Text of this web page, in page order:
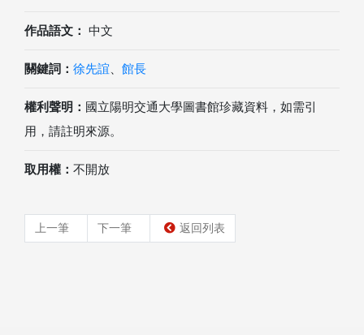
作品語文： 中文
關鍵詞： 徐先誼 館長
權利聲明： 國立陽明交通大學圖書館珍藏資料，如需引
用，請註明來源。
取用權： 不開放
上一筆 下一筆 返回列表